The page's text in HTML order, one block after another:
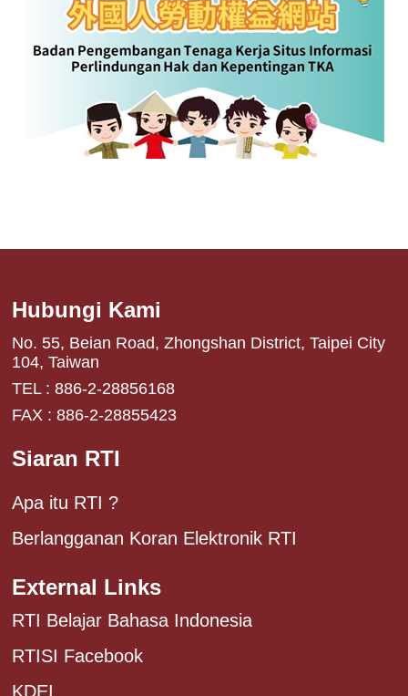
Hubungi Kami
No. 55, Beian Road, Zhongshan District, Taipei City
104, Taiwan
TEL : 886-2-28856168
FAX : 886-2-28855423
Siaran RTI
Apa itu RTI ?
Berlangganan Koran Elektronik RTI
External Links
RTI Belajar Bahasa Indonesia
RTISI Facebook
KDEI